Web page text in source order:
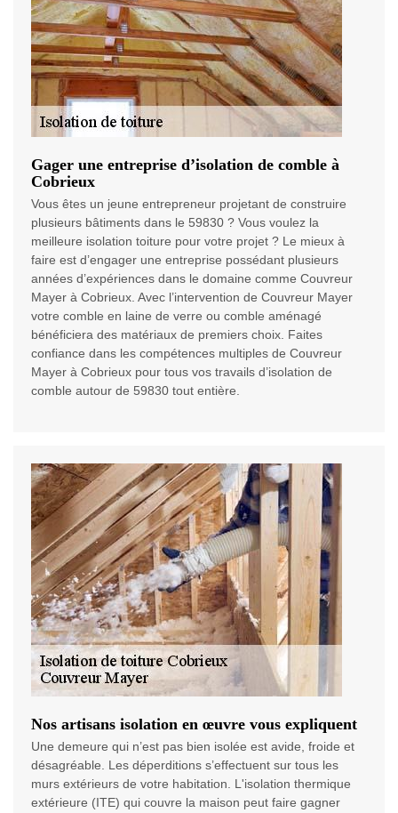
Gager une entreprise d’isolation de comble à
Cobrieux
Vous êtes un jeune entrepreneur projetant de construire
plusieurs bâtiments dans le 59830 ? Vous voulez la
meilleure isolation toiture pour votre projet ? Le mieux à
faire est d’engager une entreprise possédant plusieurs
années d’expériences dans le domaine comme Couvreur
Mayer à Cobrieux. Avec l’intervention de Couvreur Mayer
votre comble en laine de verre ou comble aménagé
bénéficiera des matériaux de premiers choix. Faites
confiance dans les compétences multiples de Couvreur
Mayer à Cobrieux pour tous vos travails d’isolation de
comble autour de 59830 tout entière.
Nos artisans isolation en œuvre vous expliquent
Une demeure qui n’est pas bien isolée est avide, froide et
désagréable. Les déperditions s’effectuent sur tous les
murs extérieurs de votre habitation. L'isolation thermique
extérieure (ITE) qui couvre la maison peut faire gagner